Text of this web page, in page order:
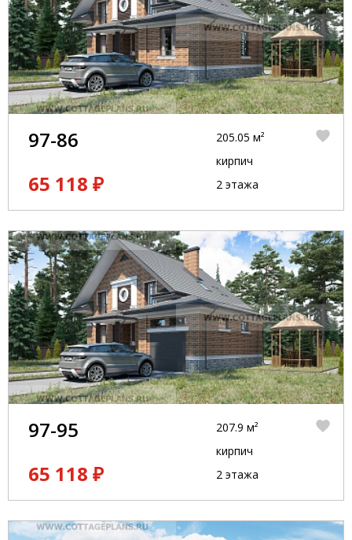
97-86
65 118 ₽
205.05 м²
кирпич
2 этажа
97-95
65 118 ₽
207.9 м²
кирпич
2 этажа